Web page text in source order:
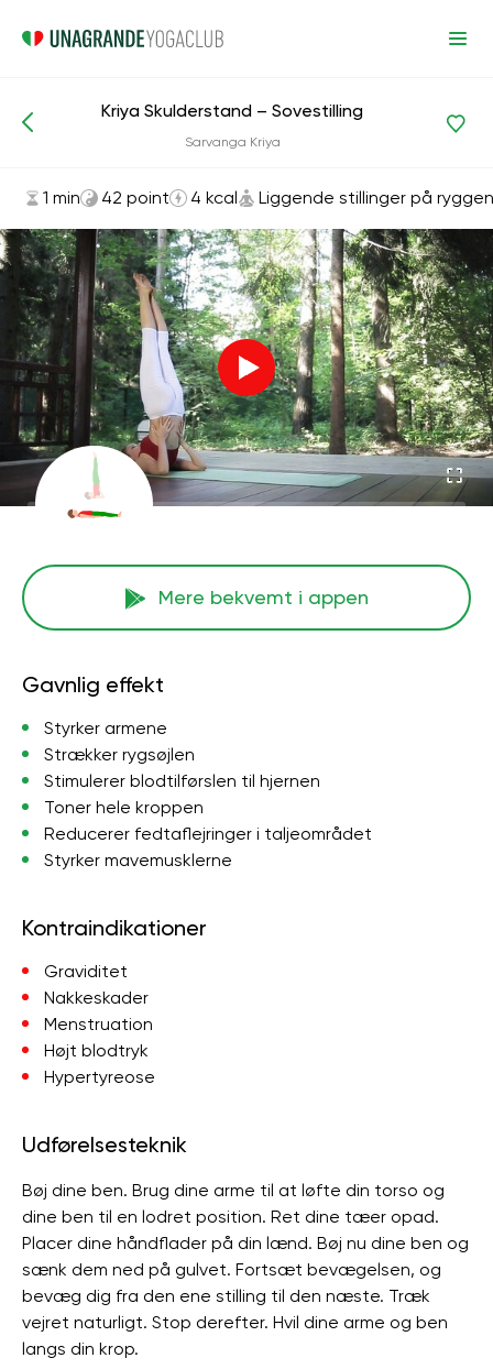
Liggende stillinger på ryggen
Kriya Skulderstand – Sovestilling
Sarvanga Kriya
1 min 42 point 4 kcal Liggende stillinger på ryggen
Mere bekvemt i appen
Gavnlig effekt
Styrker armene
Strækker rygsøjlen
Stimulerer blodtilførslen til hjernen
Toner hele kroppen
Reducerer fedtaflejringer i taljeområdet
Styrker mavemusklerne
Kontraindikationer
Graviditet
Nakkeskader
Menstruation
Højt blodtryk
Hypertyreose
Udførelsesteknik
Bøj dine ben. Brug dine arme til at løfte din torso og
dine ben til en lodret position. Ret dine tæer opad.
Placer dine håndflader på din lænd. Bøj nu dine ben og
sænk dem ned på gulvet. Fortsæt bevægelsen, og
bevæg dig fra den ene stilling til den næste. Træk
vejret naturligt. Stop derefter. Hvil dine arme og ben
langs din krop.